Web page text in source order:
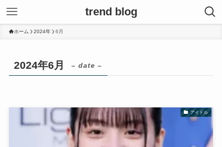
trend blog
ホーム 2024年 6月
2024年6月 – date –
アイドル